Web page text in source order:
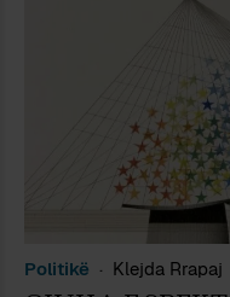
Politikë Klejda Rrapaj